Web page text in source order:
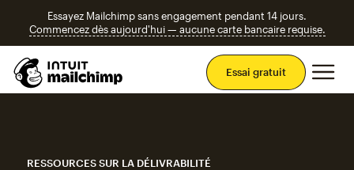
Essayez Mailchimp sans engagement pendant 14 jours.
Commencez dès aujourd'hui — aucune carte bancaire requise.
Essai gratuit
RESSOURCES SUR LA DÉLIVRABILITÉ